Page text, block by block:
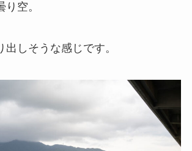
空。
しそうな感じです。